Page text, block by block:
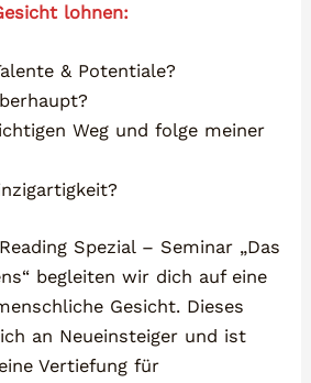
lohnen:
& Potentiale?
Weg und folge meiner
Spezial – Seminar „Das
begleiten wir dich auf eine
Gesicht. Dieses
an Neueinsteiger und ist
Vertiefung für